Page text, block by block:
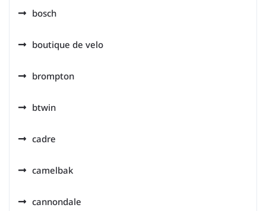
bosch
boutique de velo
brompton
btwin
cadre
camelbak
cannondale